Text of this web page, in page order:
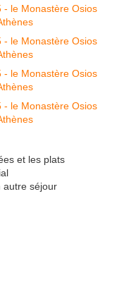
et les plats
autre séjour